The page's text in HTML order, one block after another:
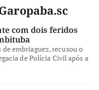
com dois feridos
embriaguez, recusou o
de Polícia Civil após a